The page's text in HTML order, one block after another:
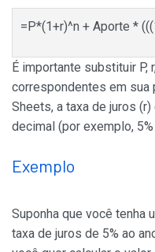
=P*(1+r)^n + Aporte *
É importante substituir P,
correspondentes em sua
Sheets, a taxa de juros
decimal (por exemplo,
Exemplo
Suponha que você tenha
taxa de juros de 5% ao